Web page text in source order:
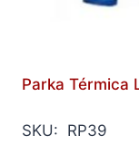
Parka Térmica
SKU: RP39